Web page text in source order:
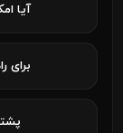
آیا
برای